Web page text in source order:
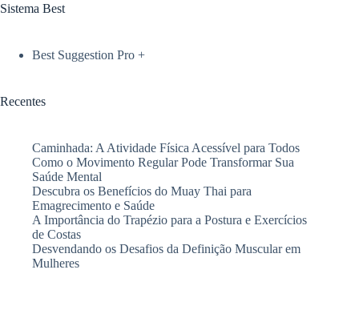
Sistema Best
Best Suggestion Pro +
Recentes
Caminhada: A Atividade Física Acessível para Todos
Como o Movimento Regular Pode Transformar Sua
Saúde Mental
Descubra os Benefícios do Muay Thai para
Emagrecimento e Saúde
A Importância do Trapézio para a Postura e Exercícios
de Costas
Desvendando os Desafios da Definição Muscular em
Mulheres